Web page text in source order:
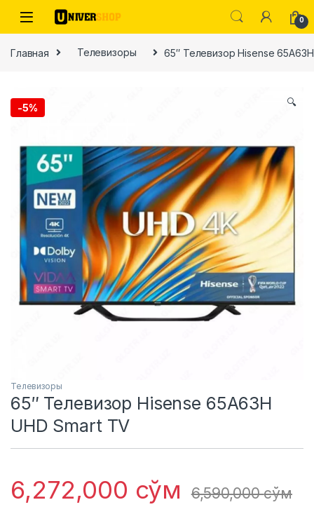
Skip to navigation
Skip to content
0
Главная Телевизоры 65″ Телевизор Hisense
-5% 🔍
Телевизоры
65″ Телевизор Hisense 65A63H
UHD Smart TV
6,272,000 сўм 6,590,000сўм